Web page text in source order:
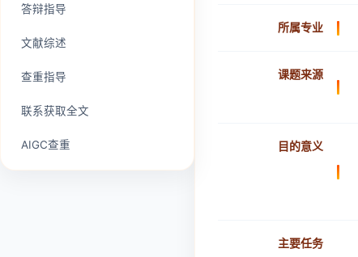
答辩指导
文献综述
查重指导
联系获取全文
AIGC查重
所属专业
课题来源
目的意义
主要任务